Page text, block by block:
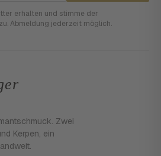
erhalten und stimme der
zu. Abmeldung jederzeit möglich.
Zwei
Kerpen, ein